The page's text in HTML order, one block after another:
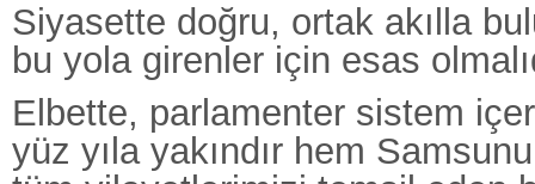
Siyasette doğru, ortak akılla
bu yola girenler için esas
Elbette, parlamenter sistem
yüz yıla yakındır hem